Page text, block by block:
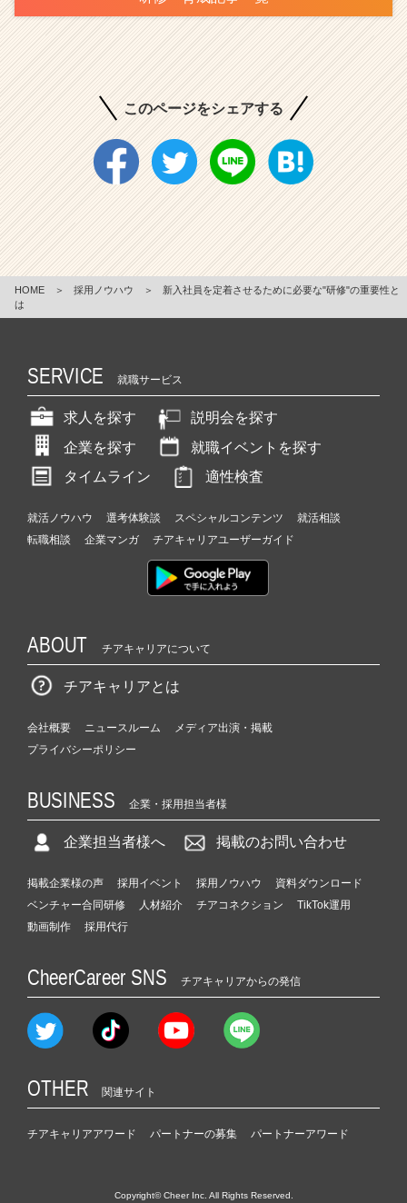
このページをシェアする
HOME ＞ 採用ノウハウ ＞
新入社員を定着させるために必要な"研修"の重要性と
は
SERVICE 就職サービス
求人を探す
説明会を探す
企業を探す
就職イベントを探す
タイムライン
適性検査
就活ノウハウ 選考体験談 スペシャルコンテンツ
就活相談
転職相談
企業マンガ チアキャリアユーザーガイド
ABOUT チアキャリアについて
チアキャリアとは
会社概要 ニュースルーム
メディア出演・掲載
プライバシーポリシー
BUSINESS 企業・採用担当者様
企業担当者様へ 掲載のお問い合わせ
掲載企業様の声 採用イベント 採用ノウハウ
資料ダウンロード
ベンチャー合同研修
人材紹介 チアコネクション
TikTok運用
動画制作
採用代行
CheerCareer SNS チアキャリアからの発信
OTHER 関連サイト
チアキャリアアワード パートナーの募集 パートナーアワード
Copyright© Cheer Inc. All Rights Reserved.